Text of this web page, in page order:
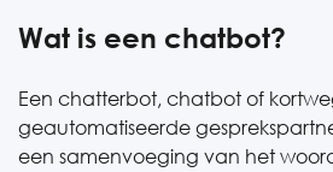
Wat is een chatbot?
Een chatterbot, chatbot of
geautomatiseerde
een samenvoeging van het